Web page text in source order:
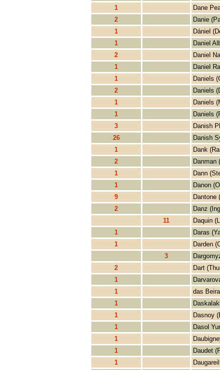
1
Dane
2
Danie
1
Dániel
1
Daniel
2
Daniel
1
Daniel
1
Daniels
2
Daniels
1
Daniels
1
Daniels
3
Danish
26
Danish
1
Dank
2
Danman
1
Dann
1
Danon
9
Dantone
2
Danz
11
Daquin
1
Daras
1
Darden
3
2
Dart
1
1
das
1
1
Dasnoy
1
Dasol
1
1
Daudet
1